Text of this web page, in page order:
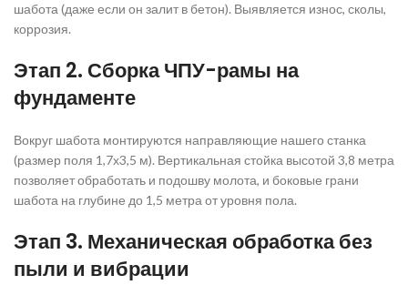
шабота (даже если он залит в бетон). Выявляется износ, сколы,
коррозия.
Этап 2. Сборка ЧПУ-рамы на
фундаменте
Вокруг шабота монтируются направляющие нашего станка
(размер поля 1,7х3,5 м). Вертикальная стойка высотой 3,8 метра
позволяет обработать и подошву молота, и боковые грани
шабота на глубине до 1,5 метра от уровня пола.
Этап 3. Механическая обработка без
пыли и вибрации